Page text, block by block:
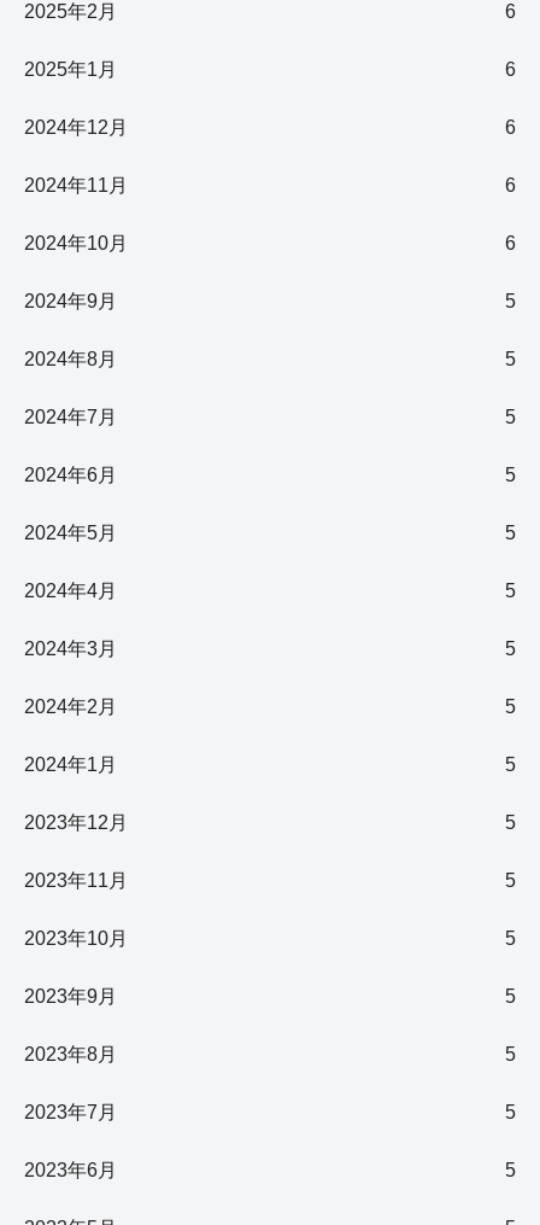
2025年2月 6
2025年1月 6
2024年12月 6
2024年11月 6
2024年10月 6
2024年9月 5
2024年8月 5
2024年7月 5
2024年6月 5
2024年5月 5
2024年4月 5
2024年3月 5
2024年2月 5
2024年1月 5
2023年12月 5
2023年11月 5
2023年10月 5
2023年9月 5
2023年8月 5
2023年7月 5
2023年6月 5